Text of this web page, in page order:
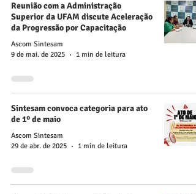
Reunião com a Administração
Superior da UFAM discute Aceleração
da Progressão por Capacitação
Ascom Sintesam
9 de mai. de 2025
1 min de leitura
Sintesam convoca categoria para ato
de 1º de maio
Ascom Sintesam
29 de abr. de 2025
1 min de leitura